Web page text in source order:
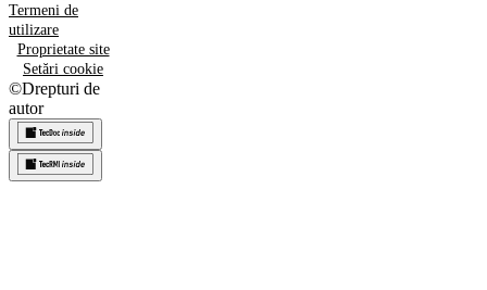
Termeni de
utilizare
Proprietate site
Setări cookie
©Drepturi de
autor